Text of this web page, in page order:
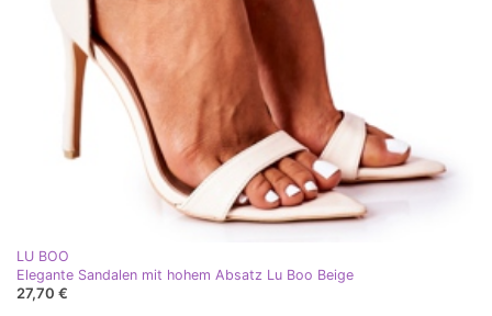
LU BOO
Elegante Sandalen mit hohem Absatz Lu Boo Beige
27,70 €